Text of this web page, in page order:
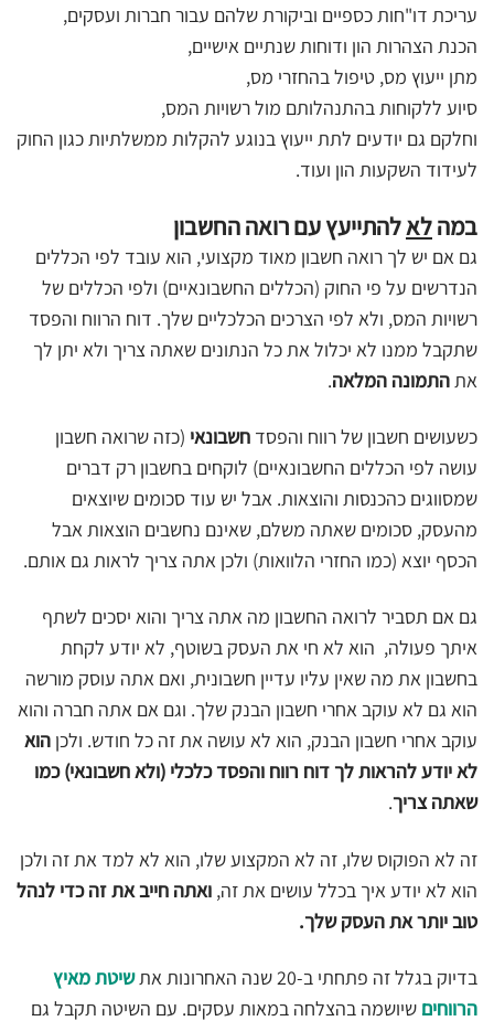
עריכת דו"חות כספיים וביקורת שלהם עבור חברות ועסקים,
הכנת הצהרות הון ודוחות שנתיים אישיים,
מתן ייעוץ מס, טיפול בהחזרי מס,
סיוע ללקוחות בהתנהלותם מול רשויות המס,
וחלקם גם יודעים לתת ייעוץ בנוגע להקלות ממשלתיות כגון החוק
לעידוד השקעות הון ועוד.
במהלאלהתייעץ עם רואה החשבון
גם אם יש לך רואה חשבון מאוד מקצועי, הוא עובד לפי הכללים
הנדרשים על פי החוק (הכללים החשבונאיים) ולפי הכללים של
רשויות המס, ולא לפי הצרכים הכלכליים שלך. דוח הרווח והפסד
שתקבל ממנו לא יכלול את כל הנתונים שאתה צריך ולא יתן לך
אתהתמונה המלאה.
כשעושים חשבון של רווח והפסד חשבונאי (כזה שרואה חשבון
עושה לפי הכללים החשבונאיים) לוקחים בחשבון רק דברים
שמסווגים כהכנסות והוצאות. אבל יש עוד סכומים שיוצאים
מהעסק, סכומים שאתה משלם, שאינם נחשבים הוצאות אבל
הכסף יוצא (כמו החזרי הלוואות) ולכן אתה צריך לראות גם אותם.
גם אם תסביר לרואה החשבון מה אתה צריך והוא יסכים לשתף
איתך פעולה, הוא לא חי את העסק בשוטף, לא יודע לקחת
בחשבון את מה שאין עליו עדיין חשבונית, ואם אתה עוסק מורשה
הוא גם לא עוקב אחרי חשבון הבנק שלך. וגם אם אתה חברה והוא
עוקב אחרי חשבון הבנק, הוא לא עושה את זה כל חודש. ולכן הוא
לא יודע להראות לך דוח רווח והפסד כלכלי (ולא חשבונאי) כמו
שאתה צריך.
זה לא הפוקוס שלו, זה לא המקצוע שלו, הוא לא למד את זה ולכן
הוא לא יודע איך בכלל עושים את זה, ואתה חייב את זה כדי לנהל
טוב יותר את העסק שלך.
בדיוק בגלל זה פתחתי ב-20 שנה האחרונות את
שיטת מאיץ
הרווחים שיושמה בהצלחה במאות עסקים. עם השיטה תקבל גם